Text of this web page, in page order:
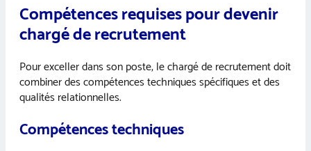
Compétences requises pour devenir
chargé de recrutement
Pour exceller dans son poste, le chargé de recrutement doit
combiner des compétences techniques spécifiques et des
qualités relationnelles.
Compétences techniques